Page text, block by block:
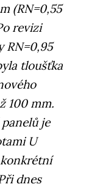
(RN=0,55
revizi
RN=0,95
tloušťka
100 mm.
je
U
dnes